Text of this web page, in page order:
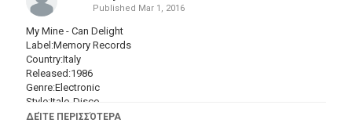
Published Mar 1, 2016
My Mine - Can Delight
Label:Memory Records ‎
Country:Italy
Released:1986
Genre:Electronic
Style:Italo-Disco
Producer - Clock Music
ΔΕΊΤΕ ΠΕΡΙΣΣΌΤΕΡΑ